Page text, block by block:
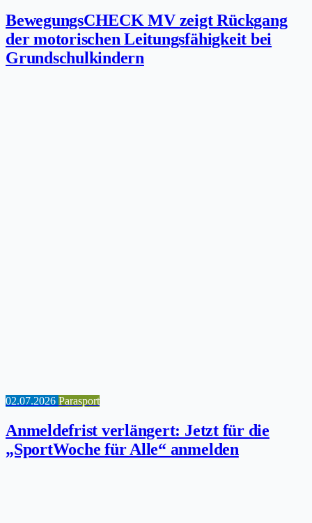
BewegungsCHECK MV zeigt Rückgang
der motorischen Leitungsfähigkeit bei
Grundschulkindern
02.07.2026 Parasport
Anmeldefrist verlängert: Jetzt für die
„SportWoche für Alle“ anmelden